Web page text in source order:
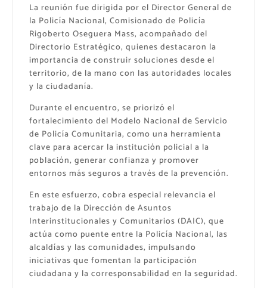
La reunión fue dirigida por el Director General de
la Policía Nacional, Comisionado de Policía
Rigoberto Oseguera Mass, acompañado del
Directorio Estratégico, quienes destacaron la
importancia de construir soluciones desde el
territorio, de la mano con las autoridades locales
y la ciudadanía.
Durante el encuentro, se priorizó el
fortalecimiento del Modelo Nacional de Servicio
de Policía Comunitaria, como una herramienta
clave para acercar la institución policial a la
población, generar confianza y promover
entornos más seguros a través de la prevención.
En este esfuerzo, cobra especial relevancia el
trabajo de la Dirección de Asuntos
Interinstitucionales y Comunitarios (DAIC), que
actúa como puente entre la Policía Nacional, las
alcaldías y las comunidades, impulsando
iniciativas que fomentan la participación
ciudadana y la corresponsabilidad en la seguridad.